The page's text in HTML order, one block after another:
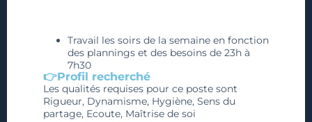
Travail les soirs de la semaine en fonction
des plannings et des besoins de 23h à
7h30
👉Profil recherché
Les qualités requises pour ce poste sont
Rigueur, Dynamisme, Hygiène, Sens du
partage, Ecoute, Maîtrise de soi